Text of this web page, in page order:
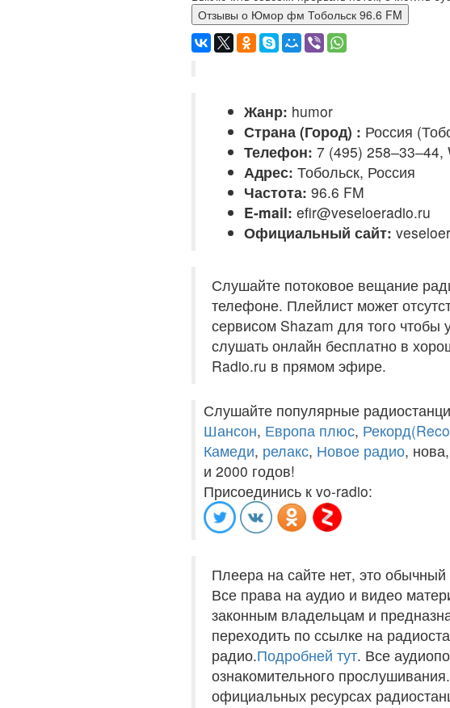
Отзывы о Юмор фм Тобольск 96.6 FM
Жанр: humor
Страна (Город) : Россия
Телефон: 7 (495) 258‒33‒44,
Адрес: Тобольск, Россия
Частота: 96.6 FM
E-mail: efir@veseloeradio.ru
Официальный сайт:
Слушайте потоковое вещание
телефоне. Плейлист может
сервисом Shazam для того
слушать онлайн бесплатно в
Radio.ru в прямом эфире.
Слушайте популярные
Шансон, Европа плюс,
Камеди, релакс, Новое радио, нова,
и 2000 годов!
Присоединись к vo-radio:
Плеера на сайте нет, это
Все права на аудио и видео
законным владельцам и
переходить по ссылке на
радио.Подробней тут. Все
ознакомительного
официальных ресурсах